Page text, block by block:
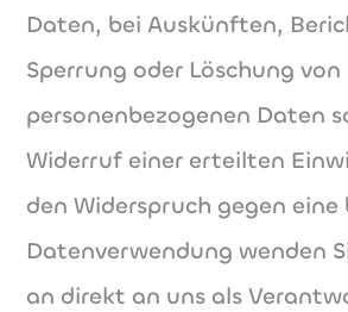
Daten, bei Auskünften,
Sperrung oder Löschung von
personenbezogenen Daten
Widerruf einer erteilten
den Widerspruch gegen
Datenverwendung wenden
an direkt an uns als